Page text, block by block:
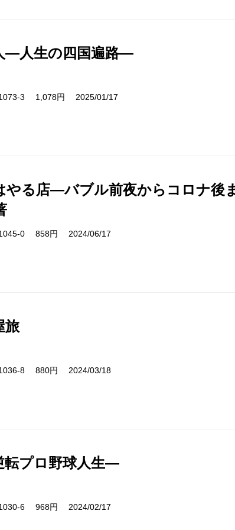
―人生の四国遍路―
3 1,078円 2025/01/17
やる店―バブル前夜からコロナ後
0 858円 2024/06/17
旅
8 880円 2024/03/18
プロ野球人生―
6 968円 2024/02/17